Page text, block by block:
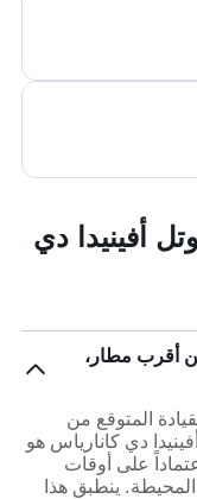
أفينيدا دي
أقرب مطار،
القيادة المتوقع من
دي كانارياس هو
على أوقات
ينطبق هذا